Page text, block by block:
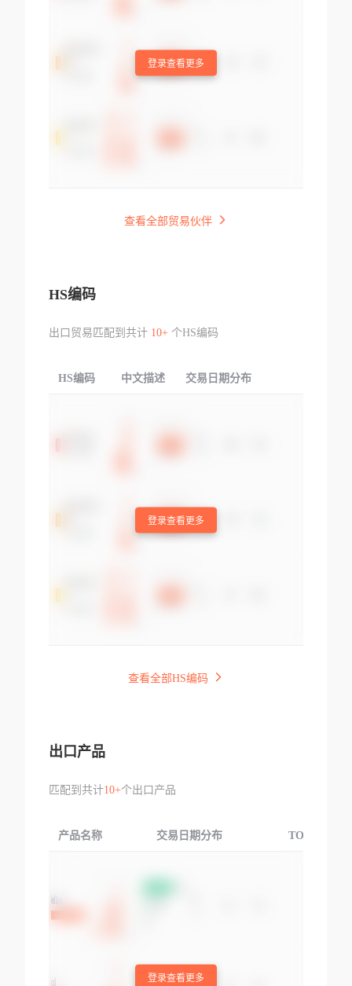
登录查看更多
查看全部贸易伙伴
HS编码
出口贸易匹配到共计 10+个HS编码
HS编码 中文描述 交易日期分布
登录查看更多
查看全部HS编码
出口产品
匹配到共计10+个出口产品
产品名称 交易日期分布 TOP3交易国
登录查看更多